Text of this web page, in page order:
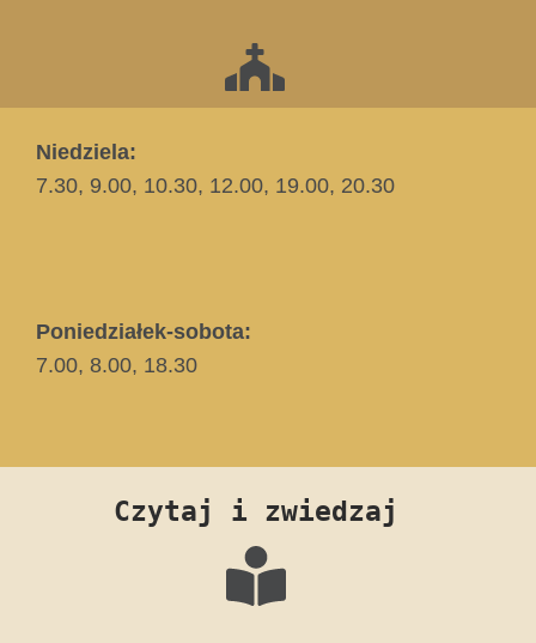
Niedziela:
7.30, 9.00, 10.30, 12.00, 19.00, 20.30
Poniedziałek-sobota:
7.00, 8.00, 18.30
Czytaj i zwiedzaj